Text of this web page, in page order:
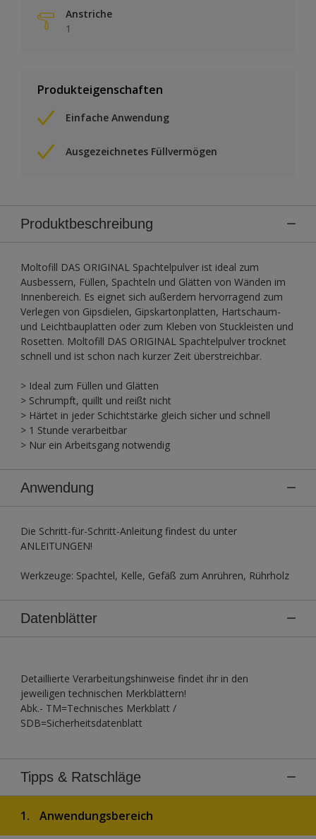
Anstriche
1
Produkteigenschaften
Einfache Anwendung
Ausgezeichnetes Füllvermögen
Produktbeschreibung
Moltofill DAS ORIGINAL Spachtelpulver ist ideal zum
Ausbessern, Füllen, Spachteln und Glätten von Wänden im
Innenbereich. Es eignet sich außerdem hervorragend zum
Verlegen von Gipsdielen, Gipskartonplatten, Hartschaum-
und Leichtbauplatten oder zum Kleben von Stuckleisten und
Rosetten. Moltofill DAS ORIGINAL Spachtelpulver trocknet
schnell und ist schon nach kurzer Zeit überstreichbar.
> Ideal zum Füllen und Glätten
> Schrumpft, quillt und reißt nicht
> Härtet in jeder Schichtstärke gleich sicher und schnell
> 1 Stunde verarbeitbar
> Nur ein Arbeitsgang notwendig
Anwendung
Die Schritt-für-Schritt-Anleitung findest du unter
ANLEITUNGEN!
Werkzeuge: Spachtel, Kelle, Gefäß zum Anrühren, Rührholz
Datenblätter
Detaillierte Verarbeitungshinweise findet ihr in den
jeweiligen technischen Merkblättern!
Abk.- TM=Technisches Merkblatt /
SDB=Sicherheitsdatenblatt
Tipps & Ratschläge
1. Anwendungsbereich